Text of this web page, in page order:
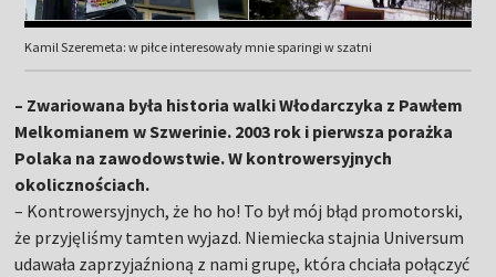
Kamil Szeremeta: w piłce interesowały mnie sparingi w szatni
– Zwariowana była historia walki Włodarczyka z Pawłem
Melkomianem w Szwerinie. 2003 rok i pierwsza porażka
Polaka na zawodowstwie. W kontrowersyjnych
okolicznościach.
– Kontrowersyjnych, że ho ho! To był mój błąd promotorski,
że przyjęliśmy tamten wyjazd. Niemiecka stajnia Universum
udawała zaprzyjaźnioną z nami grupę, która chciała połączyć